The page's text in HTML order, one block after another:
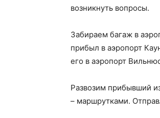
возникнуть вопросы.
Забираем багаж в
прибыл в аэропорт
его в аэропорт
Развозим прибывший
– маршрутками.